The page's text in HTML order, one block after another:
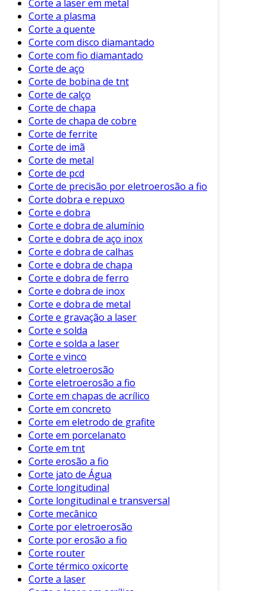
Cortes Precisos : A precisão no corte é
fundamental para evitar desperdícios e
manter a qualidade.
Variação de Tamanhos: Capacidade de
cortar tubos de diferentes diâmetros e
espessuras.
Fácil Manutenção
projetados para uma manutenção
simplificada, reduzindo o tempo de
inatividade.
Segurança: Equipamentos modernos
incorporam sistemas de proteção para
garantir a segurança do operador.
Benefícios da Máquina de Corte para
Tubo
A adoção de uma máquina de corte para tubo
traz diversos benefícios operacionais. Em
primeiro lugar, a precisão do corte garante um
ajuste perfeito em montagens subsequentes.
Em setores como o automotivo, onde a
tolerância é crítica, isso é especialmente
importante.
Além disso, a redução de desperdício de
material é outro benefício importante. Um
corte preciso minimiza sobras, resultando em
uma economia significativa. Isso impacta
diretamente no custo de produção.
Outro ponto a considerar é a
produtividade. Com a maioria das máquinas
possuindo modos automáticos, é possível
cortar grandes volumes com menos
intervenção humana. Assim, mais itens podem
ser produzidos em menos tempo, atendendo a
demandas crescentes.
Aplicações da Máquina de Corte para
Tubo
Corte a laser em metal
Corte a plasma
Corte a quente
Corte com disco diamantado
Corte com fio diamantado
Corte de aço
Corte de bobina de tnt
Corte de calço
Corte de chapa
Corte de chapa de cobre
Corte de ferrite
Corte de imã
Corte de metal
Corte de pcd
Corte de precisão por eletroerosão a fio
Corte dobra e repuxo
Corte e dobra
Corte e dobra de alumínio
Corte e dobra de aço inox
Corte e dobra de calhas
Corte e dobra de chapa
Corte e dobra de ferro
Corte e dobra de inox
Corte e dobra de metal
Corte e gravação a laser
Corte e solda
Corte e solda a laser
Corte e vinco
Corte eletroerosão
Corte eletroerosão a fio
Corte em chapas de acrílico
Corte em concreto
Corte em eletrodo de grafite
Corte em porcelanato
Corte em tnt
Corte erosão a fio
Corte jato de Água
Corte longitudinal
Corte longitudinal e transversal
Corte mecânico
Corte por eletroerosão
Corte por erosão a fio
Corte router
Corte térmico oxicorte
Corte a laser